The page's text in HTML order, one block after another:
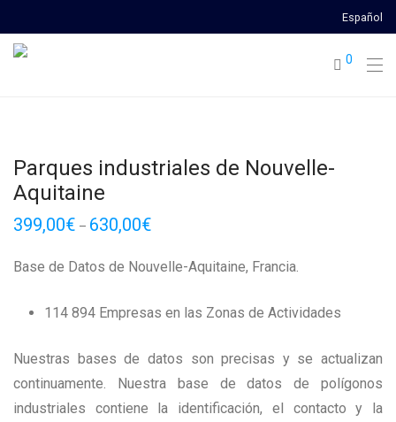
Español
0
Parques industriales de Nouvelle-
Aquitaine
399,00€ – 630,00€
Base de Datos de Nouvelle-Aquitaine, Francia.
114 894 Empresas en las Zonas de Actividades
Nuestras bases de datos son precisas y se actualizan
continuamente. Nuestra base de datos de polígonos
industriales contiene la identificación, el contacto y la